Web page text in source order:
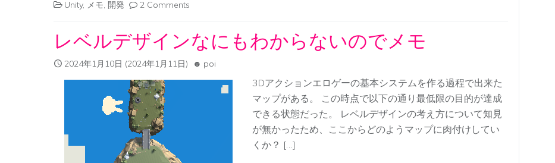
Unity, メモ, 開発 2 Comments
レベルデザインなにもわからないのでメモ
2024年1月10日 (2024年1月11日) poi
3Dアクションエロゲーの基本システムを作る過程で出来た
マップがある。 この時点で以下の通り最低限の目的が達成
できる状態だった。 レベルデザインの考え方について知見
が無かったため、ここからどのようマップに肉付けしてい
くか？ […]